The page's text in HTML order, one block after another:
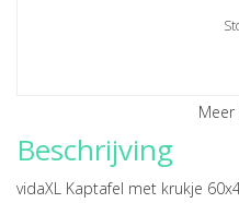
Meer
Beschrijving
vidaXL Kaptafel met krukje